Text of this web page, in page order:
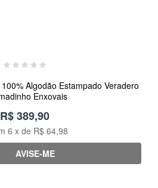
Algodão Estampado Veradero
Enxovais
R$ 389,90
6 x de R$ 64,98
AVISE-ME